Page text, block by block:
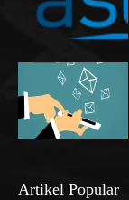
Artikel Popular